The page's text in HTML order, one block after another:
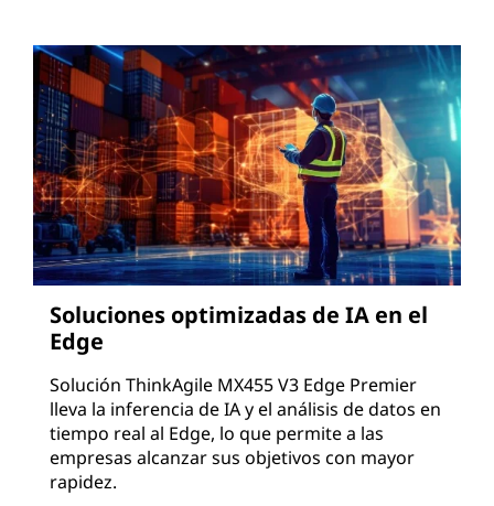
Soluciones optimizadas de IA en el
Edge
Solución ThinkAgile MX455 V3 Edge Premier
lleva la inferencia de IA y el análisis de datos en
tiempo real al Edge, lo que permite a las
empresas alcanzar sus objetivos con mayor
rapidez.